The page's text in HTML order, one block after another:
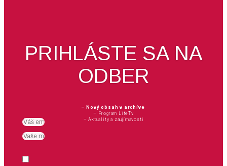
PRIHLÁSTE SA NA
ODBER
– Nový obsah v archíve
– Program LifeTv
– Aktuality a zaujímavosti